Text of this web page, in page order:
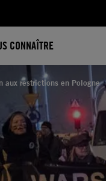
CONNAÎTRE
aux restrictions en Pologne